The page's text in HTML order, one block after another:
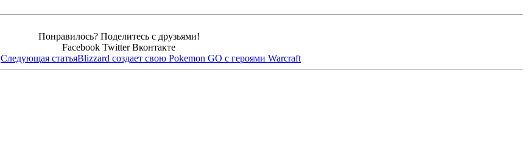
Понравилось? Поделитесь с друзьями!
Facebook Twitter Вконтакте
Следующая статьяBlizzard создает свою Pokemon GO с героями Warcraft